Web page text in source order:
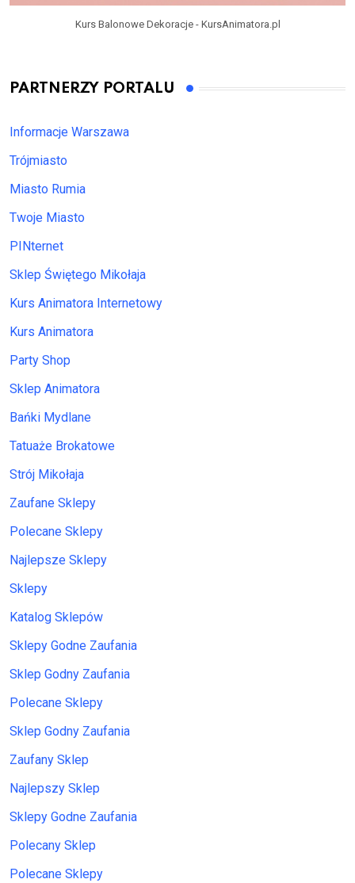
Kurs Balonowe Dekoracje - KursAnimatora.pl
PARTNERZY PORTALU
Informacje Warszawa
Trójmiasto
Miasto Rumia
Twoje Miasto
PINternet
Sklep Świętego Mikołaja
Kurs Animatora Internetowy
Kurs Animatora
Party Shop
Sklep Animatora
Bańki Mydlane
Tatuaże Brokatowe
Strój Mikołaja
Zaufane Sklepy
Polecane Sklepy
Najlepsze Sklepy
Sklepy
Katalog Sklepów
Sklepy Godne Zaufania
Sklep Godny Zaufania
Polecane Sklepy
Sklep Godny Zaufania
Zaufany Sklep
Najlepszy Sklep
Sklepy Godne Zaufania
Polecany Sklep
Polecane Sklepy